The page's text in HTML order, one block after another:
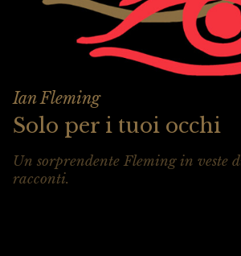
Ian Fleming
Solo per i tuoi occhi
Un sorprendente Fleming in veste
racconti.